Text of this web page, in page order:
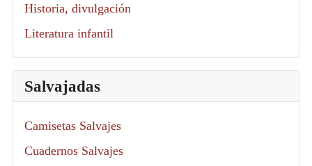
Historia, divulgación
Literatura infantil
Salvajadas
Camisetas Salvajes
Cuadernos Salvajes